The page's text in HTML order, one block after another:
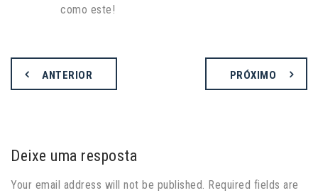
como este!
ANTERIOR PRÓXIMO
Deixe uma resposta
Your email address will not be published. Required fields are